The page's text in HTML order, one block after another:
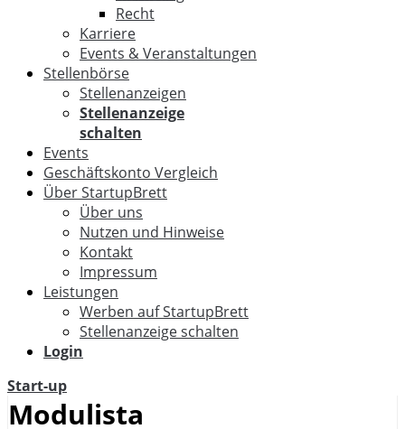
Recht
Karriere
Events & Veranstaltungen
Stellenbörse
Stellenanzeigen
Stellenanzeige
schalten
Events
Geschäftskonto Vergleich
Über StartupBrett
Über uns
Nutzen und Hinweise
Kontakt
Impressum
Leistungen
Werben auf StartupBrett
Stellenanzeige schalten
Login
Start-up
Modulista